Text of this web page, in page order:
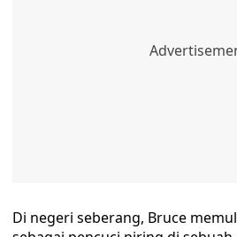
Di negeri seberang, Bruce